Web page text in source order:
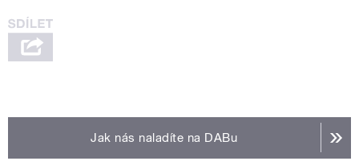
Jak nás naladíte na DABu